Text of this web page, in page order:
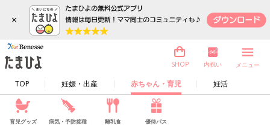
×
TOP 妊娠・出産 赤ちゃん・育児 妊活
SHOP 内祝い メニュー
育児グッズ 病気・予防接種 離乳食 優待パス